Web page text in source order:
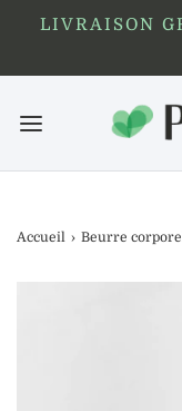
LIVRAISON
Accueil › Beurre